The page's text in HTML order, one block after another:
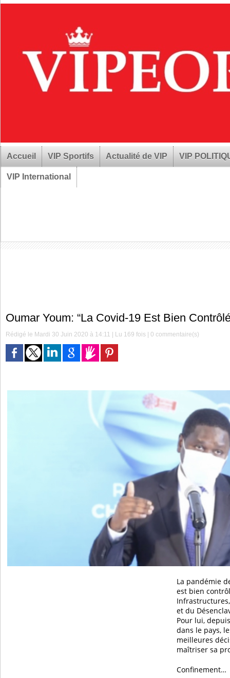
Accueil VIP Sportifs Actualité de VIP VIP
VIP International
Oumar Youm: “La Covid-19 Est Bien
Rédigé le Mardi 30 Juin 2020 à 14:11 | Lu 169 fois |0 commentaire(s)
La pandémie
est bien
et du
Pour lui,
dans le pays,
meilleures
maîtriser sa
Confinement…